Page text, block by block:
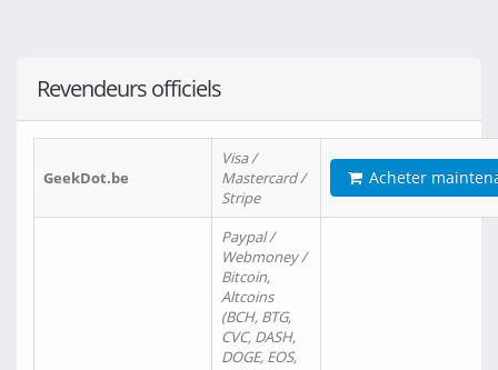
Revendeurs officiels
GeekDot.be
Visa /
Mastercard /
Stripe
Acheter
Paypal /
Webmoney /
Bitcoin,
Altcoins
(BCH, BTG,
CVC, DASH,
DOGE, EOS,